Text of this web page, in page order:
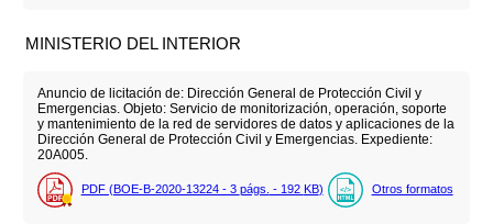
MINISTERIO DEL INTERIOR
Anuncio de licitación de: Dirección General de Protección Civil y
Emergencias. Objeto: Servicio de monitorización, operación, soporte
y mantenimiento de la red de servidores de datos y aplicaciones de la
Dirección General de Protección Civil y Emergencias. Expediente:
20A005.
PDF (BOE-B-2020-13224 - 3 págs. - 192 KB) Otros formatos